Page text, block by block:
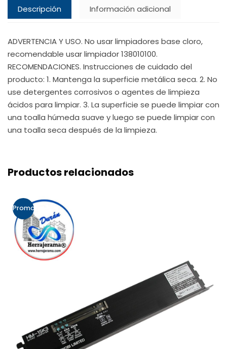
Descripción Información adicional
ADVERTENCIA Y USO. No usar limpiadores base cloro,
recomendable usar limpiador 138010100.
RECOMENDACIONES. Instrucciones de cuidado del
producto: 1. Mantenga la superficie metálica seca. 2. No
use detergentes corrosivos o agentes de limpieza
ácidos para limpiar. 3. La superficie se puede limpiar con
una toalla húmeda suave y luego se puede limpiar con
una toalla seca después de la limpieza.
Productos relacionados
Promo!